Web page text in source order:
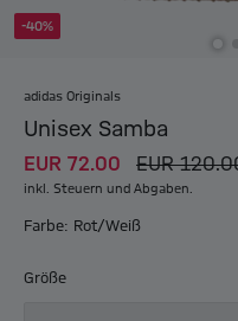
-40%
adidas Originals
Unisex Samba
EUR 72.00 EUR
inkl. Steuern und Abgaben.
Farbe: Rot/Weiß
Größe